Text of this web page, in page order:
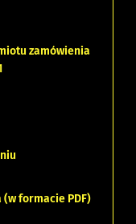
zamówienia
formacie PDF)